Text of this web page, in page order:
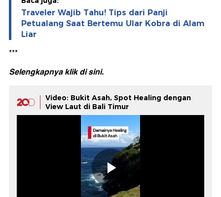
Traveler Wajib Tahu! Tips dari Panji
Petualang Saat Bertemu Ular Kobra di Alam
Liar
***
Selengkapnya klik disini.
Video: Bukit Asah, Spot Healing dengan
View Laut di Bali Timur